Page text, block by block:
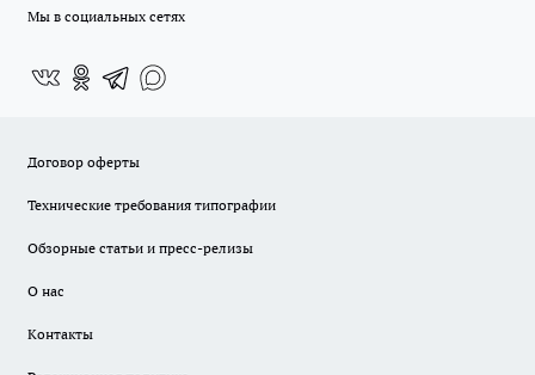
Мы в социальных сетях
Договор оферты
Технические требования типографии
Обзорные статьи и пресс-релизы
О нас
Контакты